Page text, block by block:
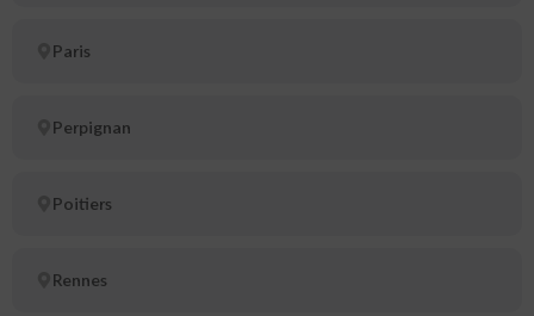
Paris
Perpignan
Poitiers
Rennes